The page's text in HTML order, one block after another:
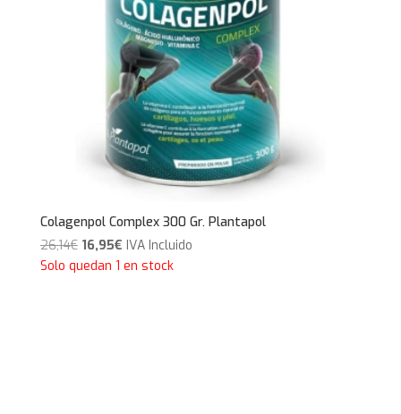
Colagenpol Complex 300 Gr. Plantapol
26,14€ El
precio
16,95€El
precio
IVA Incluido
Solo quedan 1 en stock